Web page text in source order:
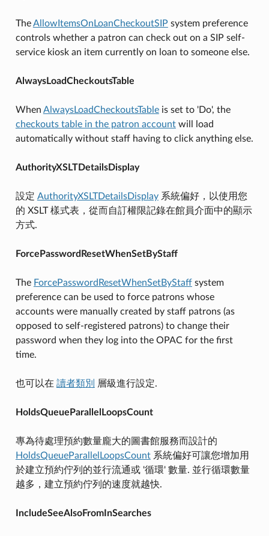
TheAllowItemsOnLoanCheckoutSIP system preference
controls whether a patron can check out on a SIP self-
service kiosk an item currently on loan to someone else.
AlwaysLoadCheckoutsTable
When AlwaysLoadCheckoutsTableis set to 'Do', the
checkouts table in the patron accountwill load
automatically without staff having to click anything else.
AuthorityXSLTDetailsDisplay
設定 AuthorityXSLTDetailsDisplay系統偏好，以使用您
的 XSLT 樣式表，從而自訂權限記錄在館員介面中的顯示
方式.
ForcePasswordResetWhenSetByStaff
The ForcePasswordResetWhenSetByStaffsystem
preference can be used to force patrons whose
accounts were manually created by staff patrons (as
opposed to self-registered patrons) to change their
password when they log into the OPAC for the first
time.
也可以在 讀者類別 層級進行設定.
HoldsQueueParallelLoopsCount
專為待處理預約數量龐大的圖書館服務而設計的
HoldsQueueParallelLoopsCount系統偏好可讓您增加用
於建立預約佇列的並行流通或 '循環' 數量. 並行循環數量
越多，建立預約佇列的速度就越快.
IncludeSeeAlsoFromInSearches